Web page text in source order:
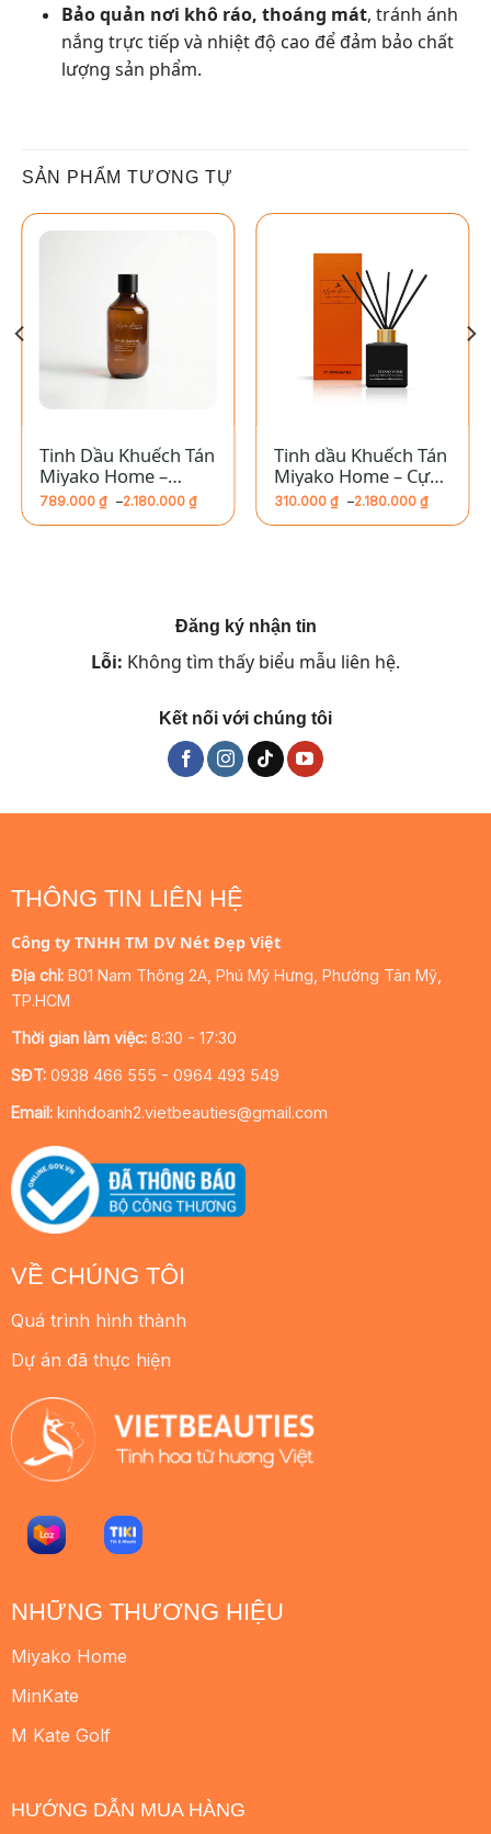
Bảo quản nơi khô ráo, thoáng mát, tránh ánh
nắng trực tiếp và nhiệt độ cao để đảm bảo chất
lượng sản phẩm.
SẢN PHẨM TƯƠNG TỰ
Tinh Dầu Khuếch Tán
Miyako Home –
Homme A La Rose
789.000 ₫ –2.180.000 ₫
Khoảng
giá:
Tinh dầu Khuếch Tán
Miyako Home – Cự
Giải
310.000 ₫ –2.180.000 ₫
Khoảng
giá:
Đăng ký nhận tin
Lỗi: Không tìm thấy biểu mẫu liên hệ.
Kết nối với chúng tôi
VỀ CHÚNG TÔI
Quá trình hình thành
Dự án đã thực hiện
NHỮNG THƯƠNG HIỆU
Miyako Home
MinKate
M Kate Golf
HƯỚNG DẪN MUA HÀNG
THÔNG TIN LIÊN HỆ
Công ty TNHH TM DV Nét Đẹp Việt
Địa chỉ: B01 Nam Thông 2A, Phú Mỹ Hưng, Phường Tân Mỹ,
TP.HCM
Thời gian làm việc:8:30 - 17:30
SĐT:0938 466 555 - 0964 493 549
Email:kinhdoanh2.vietbeauties@gmail.com